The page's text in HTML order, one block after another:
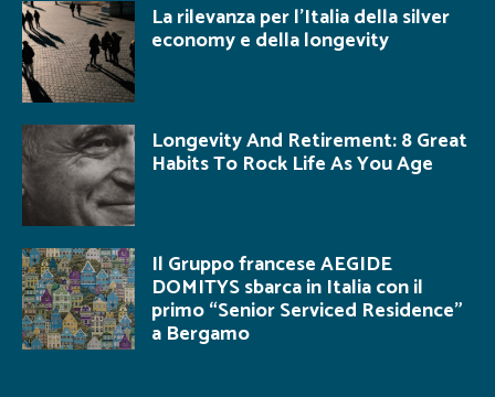
La rilevanza per l’Italia della silver
economy e della longevity
Longevity And Retirement: 8 Great
Habits To Rock Life As You Age
Il Gruppo francese AEGIDE
DOMITYS sbarca in Italia con il
primo “Senior Serviced Residence”
a Bergamo